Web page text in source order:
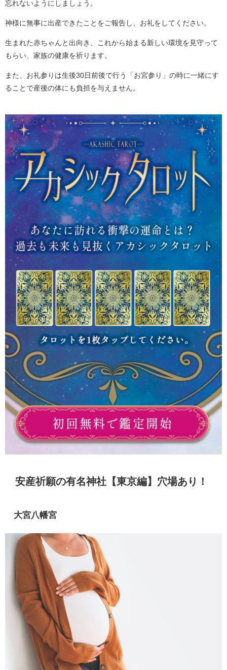
忘れないようにしましょう。
神様に無事に出産できたことをご報告し、お礼をしてください。
生まれた赤ちゃんと出向き、これから始まる新しい環境を見守って
もらい、家族の健康を祈ります。
また、お礼参りは生後30日前後で行う「お宮参り」の時に一緒にす
ることで産後の体にも負担を与えません。
安産祈願の有名神社【東京編】穴場あり！
大宮八幡宮